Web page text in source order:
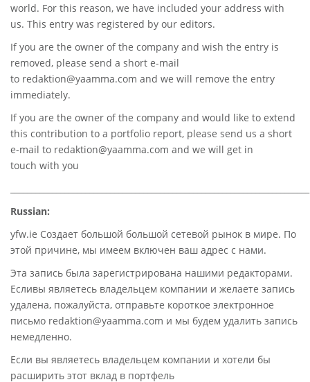
world. For this reason, we have included your address with
us. This entry was registered by our editors.
If you are the owner of the company and wish the entry is
removed, please send a short e-mail
to redaktion@yaamma.com and we will remove the entry
immediately.
If you are the owner of the company and would like to extend
this contribution to a portfolio report, please send us a short
e-mail to redaktion@yaamma.com and we will get in
touch with you
Russian:
yfw.ie Создает большой большой сетевой рынок в мире. По
этой причине, мы имеем включен ваш адрес с нами.
Эта запись была зарегистрирована нашими редакторами.
Есливы являетесь владельцем компании и желаете запись
удалена, пожалуйста, отправьте короткое электронное
письмо redaktion@yaamma.com и мы будем удалить запись
немедленно.
Если вы являетесь владельцем компании и хотели бы
расширить этот вклад в портфель